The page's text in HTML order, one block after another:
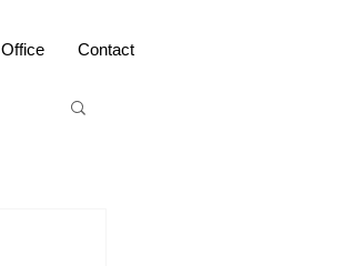
Office Contact